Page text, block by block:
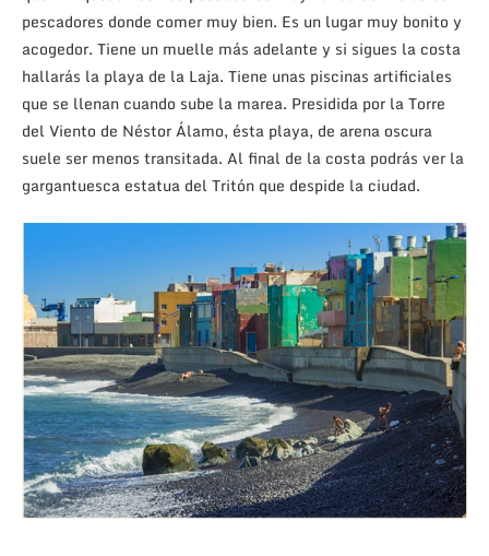
pescadores donde comer muy bien. Es un lugar muy bonito y
acogedor. Tiene un muelle más adelante y si sigues la costa
hallarás la playa de la Laja. Tiene unas piscinas artificiales
que se llenan cuando sube la marea. Presidida por la Torre
del Viento de Néstor Álamo, ésta playa, de arena oscura
suele ser menos transitada. Al final de la costa podrás ver la
gargantuesca estatua del Tritón que despide la ciudad.